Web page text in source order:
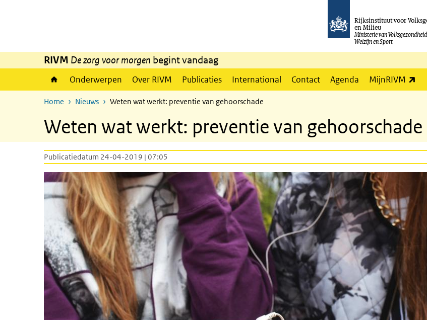
Rijksinstituut voor
en Milieu
Ministerie van
Welzijn en Sport
RIVM De zorg voor morgen begint vandaag
Onderwerpen Over RIVM Publicaties International Contact Agenda MijnRIVM
Home Nieuws Weten wat werkt: preventie van gehoorschade
Weten wat werkt: preventie van gehoorschade
Publicatiedatum 24-04-2019 | 07:05